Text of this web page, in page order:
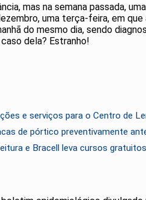
mas na semana passada,
uma terça-feira, em
do mesmo dia, sendo
dela? Estranho!
e serviços para o Centro de
de pórtico preventivamente
e Bracell leva cursos